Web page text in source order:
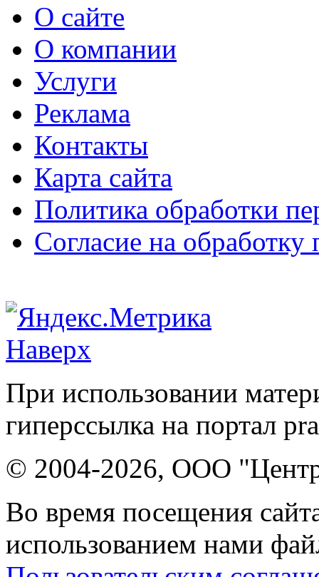
О сайте
О компании
Услуги
Реклама
Контакты
Карта сайта
Политика обработки
Согласие на
Наверх
При использовании
гиперссылка на портал
© 2004-2026, ООО "Центр
Во время посещения
использованием нами